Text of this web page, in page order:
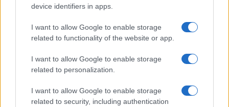
device identifiers in apps.
I want to allow Google to enable storage
related to functionality of the website or app.
I want to allow Google to enable storage
related to personalization.
I want to allow Google to enable storage
related to security, including authentication
Boat People: la missione italiana che salvò centinaia di
profughi vietnamiti
Cristian Castiglioni · 7 Ago 2026